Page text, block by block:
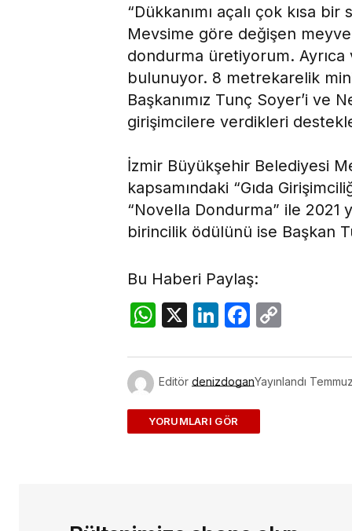
“Dükkanımı açalı çok kısa
Mevsime göre değişen
dondurma üretiyorum.
bulunuyor. 8 metrekarelik
Başkanımız Tunç Soyer’i ve
girişimcilere verdikleri
İzmir Büyükşehir Belediyesi
kapsamındaki “Gıda
“Novella Dondurma” ile 2021
birincilik ödülünü ise Başkan
Bu Haberi Paylaş:
WhatsApp
X LinkedIn
Facebook
Editör denizdoganYayınlandı
ADD A COMMENT